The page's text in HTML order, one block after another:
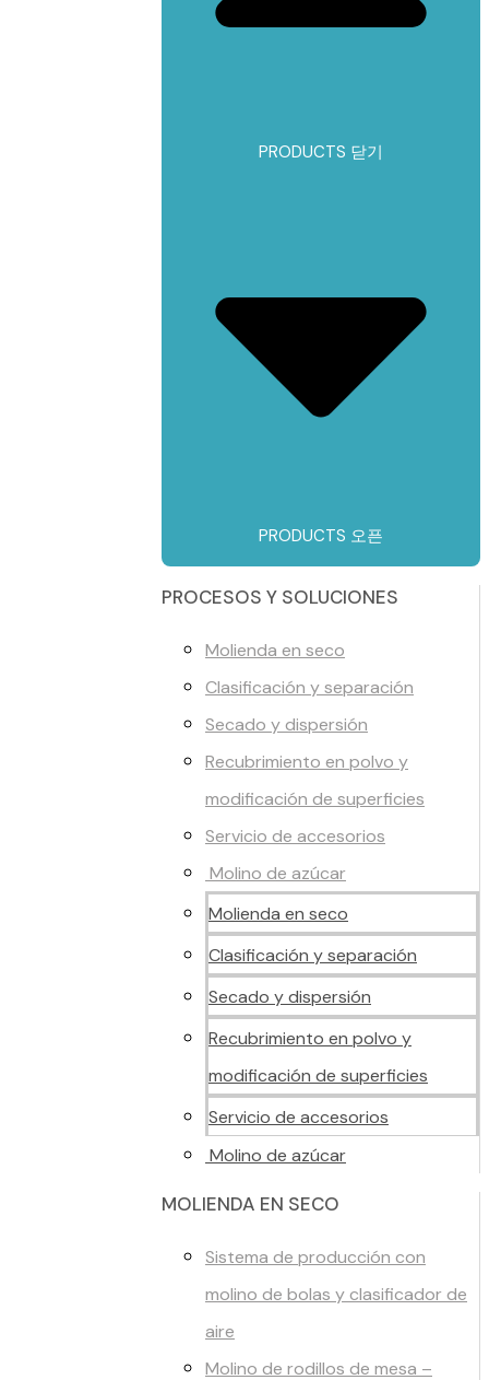
PRODUCTS 닫기
PRODUCTS 오픈
PROCESOS Y SOLUCIONES
Molienda en seco
Clasificación y separación
Secado y dispersión
Recubrimiento en polvo y
modificación de superficies
Servicio de accesorios
Molino de azúcar
Molienda en seco
Clasificación y separación
Secado y dispersión
Recubrimiento en polvo y
modificación de superficies
Servicio de accesorios
Molino de azúcar
MOLIENDA EN SECO
Sistema de producción con
molino de bolas y clasificador de
aire
Molino de rodillos de mesa –